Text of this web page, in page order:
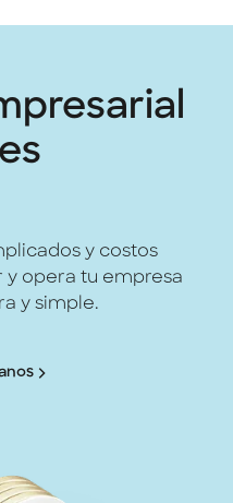
y costos
y opera tu empresa
y simple.